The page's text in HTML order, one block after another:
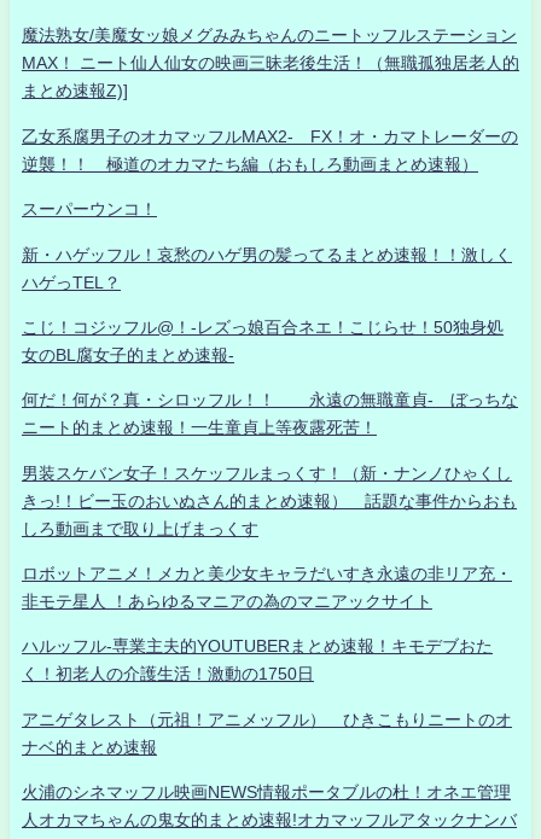
魔法熟女/美魔女ッ娘メグみみちゃんのニートッフルステーション
MAX！ ニート仙人仙女の映画三昧老後生活！（無職孤独居老人的
まとめ速報Z)]
乙女系腐男子のオカマッフルMAX2- FX！オ・カマトレーダーの
逆襲！！ 極道のオカマたち編（おもしろ動画まとめ速報）
スーパーウンコ！
新・ハゲッフル！哀愁のハゲ男の髪ってるまとめ速報！！激しく
ハゲっTEL？
こじ！コジッフル@！-レズっ娘百合ネエ！こじらせ！50独身処
女のBL腐女子的まとめ速報-
何だ！何が？真・シロッフル！！ 永遠の無職童貞- ぼっちな
ニート的まとめ速報！一生童貞上等夜露死苦！
男装スケバン女子！スケッフルまっくす！（新・ナンノひゃくし
きっ!！ビー玉のおいぬさん的まとめ速報） 話題な事件からおも
しろ動画まで取り上げまっくす
ロボットアニメ！メカと美少女キャラだいすき永遠の非リア充・
非モテ星人 ！あらゆるマニアの為のマニアックサイト
ハルッフル-専業主夫的YOUTUBERまとめ速報！キモデブおた
く！初老人の介護生活！激動の1750日
アニゲタレスト（元祖！アニメッフル） ひきこもりニートのオ
ナベ的まとめ速報
火浦のシネマッフル映画NEWS情報ポータブルの杜！オネエ管理
人オカマちゃんの鬼女的まとめ速報!オカマッフルアタックナンバ